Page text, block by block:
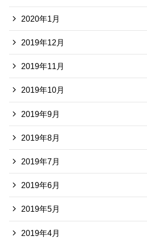
2020年1月
2019年12月
2019年11月
2019年10月
2019年9月
2019年8月
2019年7月
2019年6月
2019年5月
2019年4月